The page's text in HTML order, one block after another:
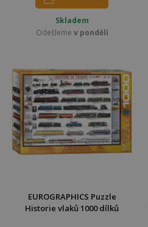
Skladem
Odešleme v pondělí
EUROGRAPHICS Puzzle
Historie vlaků 1000 dílků